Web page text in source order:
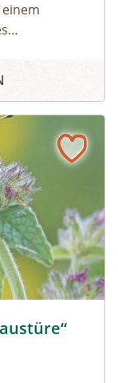
ist.
lassen